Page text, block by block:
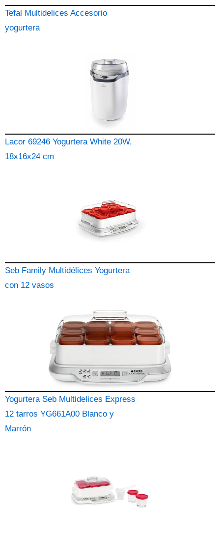
Tefal Multidelices Accesorio
yogurtera
Lacor 69246 Yogurtera White 20W,
18x16x24 cm
Seb Family Multidélices Yogurtera
con 12 vasos
Yogurtera Seb Multidelices Express
12 tarros YG661A00 Blanco y
Marrón